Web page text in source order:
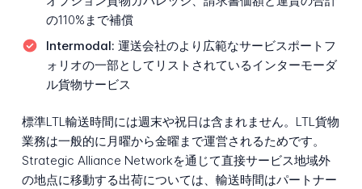
の110%まで補償
Intermodal: 運送会社のより広範なサービスポートフ
ォリオの一部としてリストされているインターモーダ
ル貨物サービス
標準LTL輸送時間には週末や祝日は含まれません。LTL貨物
業務は一般的に月曜から金曜まで運営されるためです。
Strategic Alliance Networkを通じて直接サービス地域外
の地点に移動する出荷については、輸送時間はパートナー